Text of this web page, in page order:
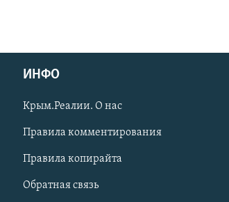
ИНФО
Крым.Реалии. О нас
Правила комментирования
Правила копирайта
Обратная связь